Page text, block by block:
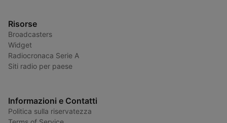
Risorse
Broadcasters
Widget
Radiocronaca Serie A
Siti radio per paese
Informazioni e Contatti
Politica sulla riservatezza